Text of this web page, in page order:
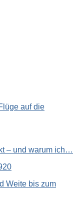
auf die
– und warum ich…
Weite bis zum